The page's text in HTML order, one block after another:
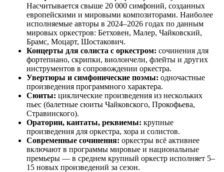
Насчитывается свыше 20 000 симфоний, созданных
европейскими и мировыми композиторами. Наиболее
исполняемые авторы в 2024–2026 годах по данным
мировых оркестров: Бетховен, Малер, Чайковский,
Брамс, Моцарт, Шостакович.
Концерты для солиста с оркестром: сочинения для
фортепиано, скрипки, виолончели, флейты и других
инструментов в сопровождении оркестра.
Увертюры и симфонические поэмы: одночастные
произведения программного характера.
Сюиты: циклические произведения из нескольких
пьес (балетные сюиты Чайковского, Прокофьева,
Стравинского).
Оратории, кантаты, реквиемы: крупные
произведения для оркестра, хора и солистов.
Современные сочинения: оркестры всё активнее
включают в программы мировые и национальные
премьеры — в среднем крупный оркестр исполняет 5–
15 новых произведений за сезон.